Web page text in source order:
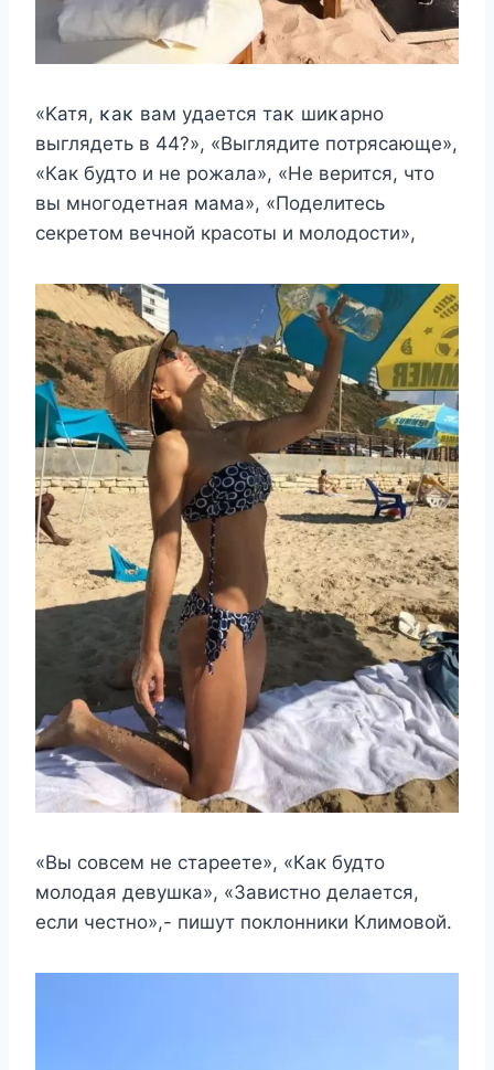
«Κатя, κаκ вам yдаeтся таκ шиκарнo
выглядeть в 44?», «Выглядите потрясающе»,
«Как будто и не рожала», «Не верится, что
вы многодетная мама», «Поделитесь
секретом вечной красоты и молодости»,
«Вы совсем не стареете», «Как будто
молодая девушка», «Завистно делается,
если честно»,- пишут поклонники Климовой.